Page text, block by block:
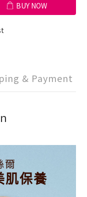
BUY NOW
& Payment